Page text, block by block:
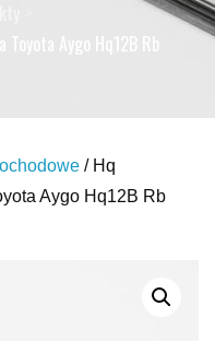
Aygo Hq12B Rb
/ Hq
Aygo Hq12B Rb